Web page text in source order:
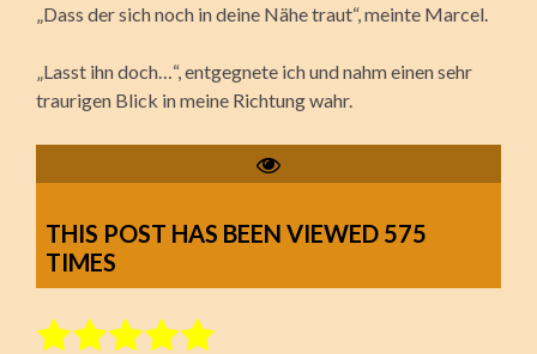
„Dass der sich noch in deine Nähe traut“, meinte Marcel.
„Lasst ihn doch…“, entgegnete ich und nahm einen sehr
traurigen Blick in meine Richtung wahr.
THIS POST HAS BEEN VIEWED 575
TIMES
Rate this item: